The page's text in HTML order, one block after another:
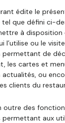
édite le
tel que défini ci-
à
l’utilise ou le
de
les cartes et
actualités, ou
clients du
outre des
aux